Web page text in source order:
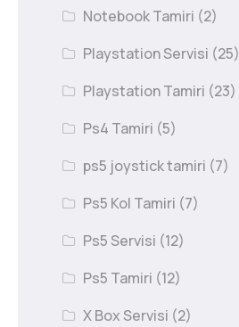
Notebook Tamiri (2)
Playstation Servisi (25)
Playstation Tamiri (23)
Ps4 Tamiri (5)
ps5 joystick tamiri (7)
Ps5 Kol Tamiri (7)
Ps5 Servisi (12)
Ps5 Tamiri (12)
X Box Servisi (2)